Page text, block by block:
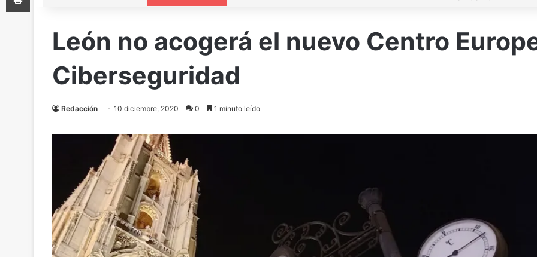
León no acogerá el nuevo Centro
Ciberseguridad
Redacción 10 diciembre, 2020 0 1 minuto leído